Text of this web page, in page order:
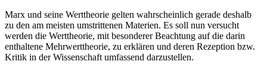
Marx und seine Werttheorie gelten wahrscheinlich gerade deshalb
zu den am meisten umstrittenen Materien. Es soll nun versucht
werden die Werttheorie, mit besonderer Beachtung auf die darin
enthaltene Mehrwerttheorie, zu erklären und deren Rezeption bzw.
Kritik in der Wissenschaft umfassend darzustellen.